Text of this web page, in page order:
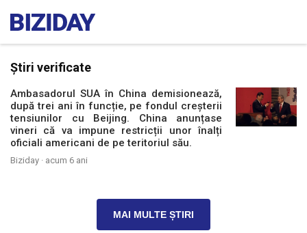
Știri verificate
Ambasadorul SUA în China demisionează,
după trei ani în funcție, pe fondul creșterii
tensiunilor cu Beijing. China anunțase
vineri că va impune restricții unor înalți
oficiali americani de pe teritoriul său.
Biziday · acum 6 ani
MAI MULTE ȘTIRI